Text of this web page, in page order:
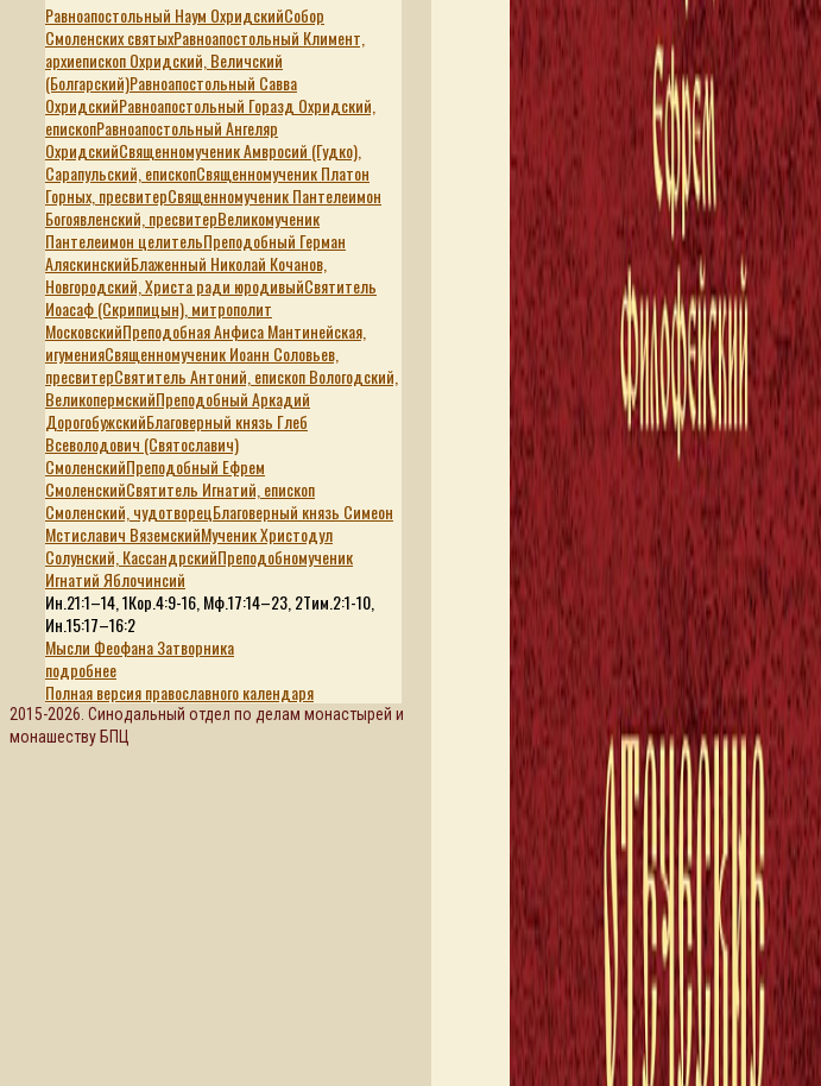
Равноапостольный Наум ОхридскийСобор
Смоленских святыхРавноапостольный Климент,
архиепископ Охридский, Величский
(Болгарский)Равноапостольный Савва
ОхридскийРавноапостольный Горазд Охридский,
епископРавноапостольный Ангеляр
ОхридскийСвященномученик Амвросий (Гудко),
Сарапульский, епископСвященномученик Платон
Горных, пресвитерСвященномученик Пантелеимон
Богоявленский, пресвитерВеликомученик
Пантелеимон целительПреподобный Герман
АляскинскийБлаженный Николай Кочанов,
Новгородский, Христа ради юродивыйСвятитель
Иоасаф (Скрипицын), митрополит
МосковскийПреподобная Анфиса Мантинейская,
игуменияСвященномученик Иоанн Соловьев,
пресвитерСвятитель Антоний, епископ Вологодский,
ВеликопермскийПреподобный Аркадий
ДорогобужскийБлаговерный князь Глеб
Всеволодович (Святославич)
СмоленскийПреподобный Ефрем
СмоленскийСвятитель Игнатий, епископ
Смоленский, чудотворецБлаговерный князь Симеон
Мстиславич ВяземскийМученик Христодул
Солунский, КассандрскийПреподобномученик
Игнатий Яблочинсий
Ин.21:1–14, 1Кор.4:9-16, Мф.17:14–23, 2Тим.2:1-10,
Ин.15:17–16:2
Мысли Феофана Затворника
подробнее
Полная версия православного календаря
2015-2026. Синодальный отдел по делам монастырей и
монашеству БПЦ